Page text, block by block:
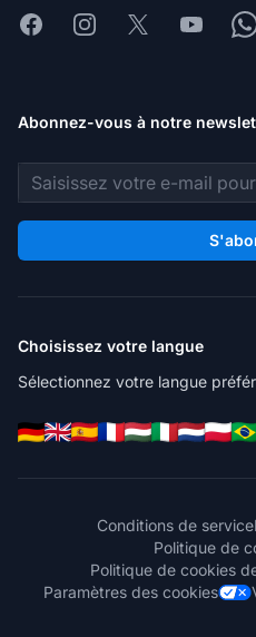
FacebookInstagram
X Youtube
Abonnez-vous à notre
Adresse e-mail
Choisissez votre langue
Sélectionnez votre langue
Conditions de service
Politique de
Politique de cookies
Paramètres des cookies